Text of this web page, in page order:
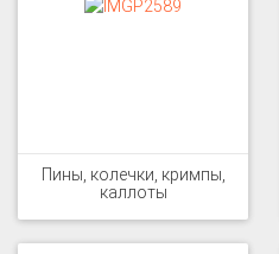
Пины, колечки, кримпы,
каллоты